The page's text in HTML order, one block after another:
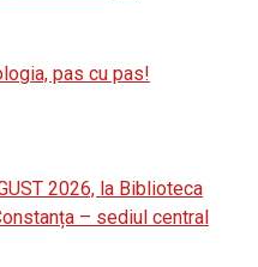
pas cu pas!
2026, la Biblioteca
– sediul central